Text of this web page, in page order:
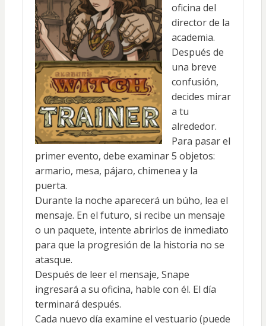
oficina del
director de la
academia.
Después de
una breve
confusión,
decides mirar
a tu
alrededor.
Para pasar el
primer evento, debe examinar 5 objetos:
armario, mesa, pájaro, chimenea y la
puerta.
Durante la noche aparecerá un búho, lea el
mensaje. En el futuro, si recibe un mensaje
o un paquete, intente abrirlos de inmediato
para que la progresión de la historia no se
atasque.
Después de leer el mensaje, Snape
ingresará a su oficina, hable con él. El día
terminará después.
Cada nuevo día examine el vestuario (puede